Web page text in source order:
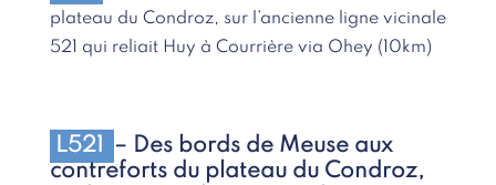
plateau du Condroz, sur l’ancienne ligne vicinale
521 qui reliait Huy à Courrière via Ohey (10km)
L521
– Des bords de Meuse aux
contreforts du plateau du Condroz,